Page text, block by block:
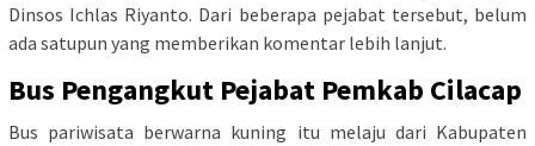
Dinsos Ichlas Riyanto. Dari beberapa pejabat tersebut, belum
ada satupun yang memberikan komentar lebih lanjut.
Bus Pengangkut Pejabat Pemkab Cilacap
Bus pariwisata berwarna kuning itu melaju dari Kabupaten